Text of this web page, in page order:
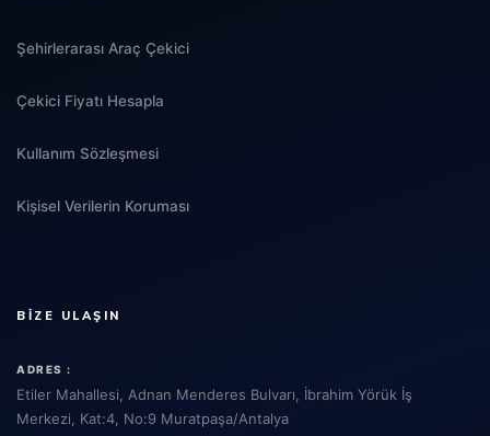
Şehirlerarası Araç Çekici
Çekici Fiyatı Hesapla
Kullanım Sözleşmesi
Kişisel Verilerin Koruması
BIZE ULAŞIN
ADRES :
Etiler Mahallesi, Adnan Menderes Bulvarı, İbrahim Yörük İş
Merkezi, Kat:4, No:9 Muratpaşa/Antalya